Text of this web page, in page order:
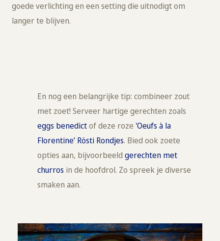
goede verlichting en een setting die uitnodigt om
langer te blijven.
En nog een belangrijke tip: combineer zout
met zoet! Serveer hartige gerechten zoals
eggs benedictof deze roze 'Oeufs à la
Florentine’ Rösti Rondjes. Bied ook zoete
opties aan, bijvoorbeeld gerechten met
churros in de hoofdrol. Zo spreek je diverse
smaken aan.